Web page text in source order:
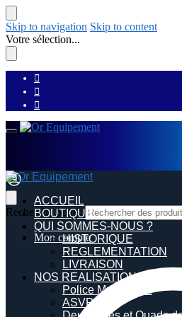
Skip to navigation Skip to content
Votre sélection...
Recherche pour :
Mon compte
ACCUEIL
BOUTIQUE
QUI SOMMES-NOUS ?
HISTORIQUE
REGLEMENTATION
LIVRAISON
NOS REALISATIONS
Police Municipale
ASVP